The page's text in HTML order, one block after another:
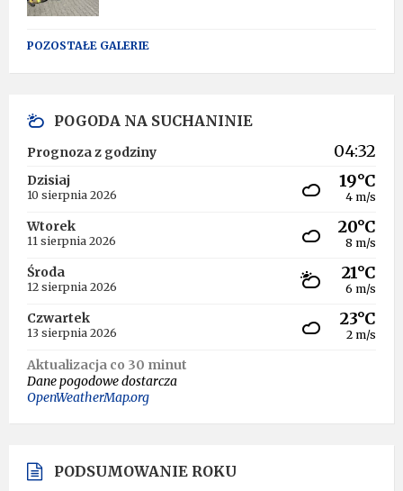
POZOSTAŁE GALERIE
POGODA NA SUCHANINIE
Prognoza z godziny 04:32
Dzisiaj
10 sierpnia 2026
19°C
4 m/s
Wtorek
11 sierpnia 2026
20°C
8 m/s
Środa
12 sierpnia 2026
21°C
6 m/s
Czwartek
13 sierpnia 2026
23°C
2 m/s
Aktualizacja co 30 minut
Dane pogodowe dostarcza
OpenWeatherMap.org
PODSUMOWANIE ROKU